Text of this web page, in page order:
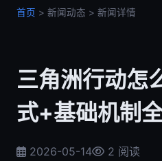
首页 > 新闻动态 > 新闻详情
三角洲行动怎
式+基础机制
2026-05-14 2 阅读